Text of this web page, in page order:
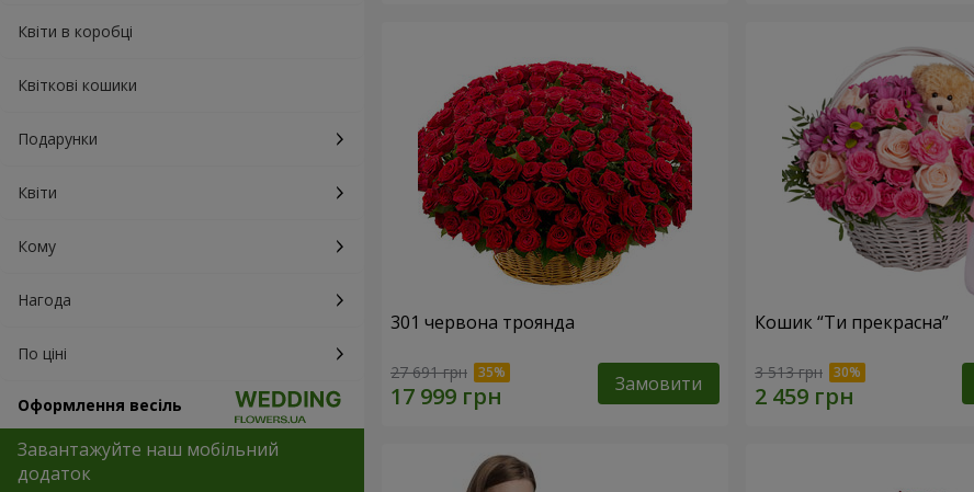
Квіти в коробці
Квіткові кошики
Подарунки
Квіти
Кому
Нагода
По ціні
Оформлення весіль
Завантажуйте наш мобільний
додаток
301 червона троянда
27 691 грн Замовити
Кошик “Ти прекрасна”
3 513 грн